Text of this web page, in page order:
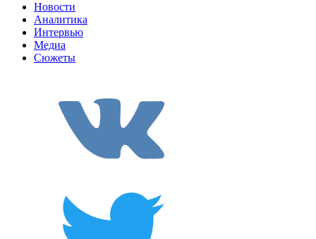
Новости
Аналитика
Интервью
Медиа
Сюжеты